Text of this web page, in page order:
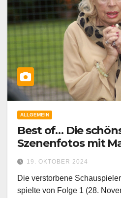
ALLGEMEIN
Best of… Die
Szenenfotos mit
19. OKTOBER 2024
Die verstorbene
spielte von Folge 1 (28.